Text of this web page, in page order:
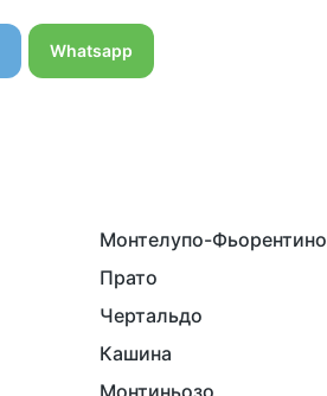
Whatsapp
Монтелупо-Фьорентино
Прато
Чертальдо
Кашина
Монтиньозо